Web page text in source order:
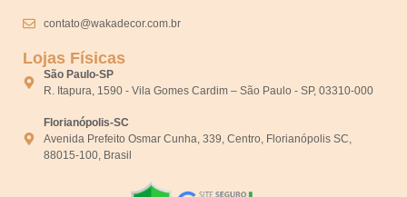
contato@wakadecor.com.br
Lojas Físicas
São Paulo-SP
R. Itapura, 1590 - Vila Gomes Cardim – São Paulo - SP, 03310-000
Florianópolis-SC
Avenida Prefeito Osmar Cunha, 339, Centro, Florianópolis SC,
88015-100, Brasil